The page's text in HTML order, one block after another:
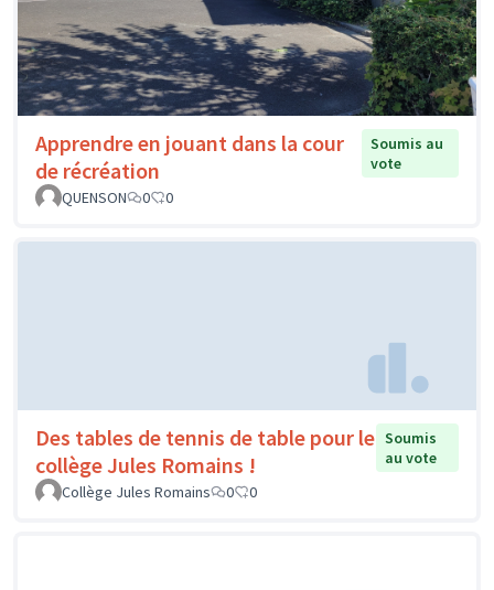
Apprendre en jouant dans la cour
de récréation
Soumis au
vote
QUENSON
0 0
Des tables de tennis de table pour le
collège Jules Romains !
Soumis
au vote
Collège Jules Romains
0 0